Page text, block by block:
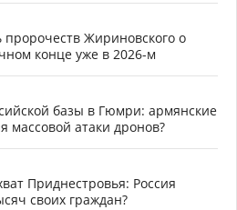
пророчеств Жириновского о
конце уже в 2026-м
базы в Гюмри: армянские
массовой атаки дронов?
Приднестровья: Россия
своих граждан?